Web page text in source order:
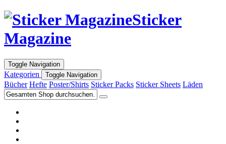
Sticker
Magazine
Toggle Navigation
Kategorien Toggle Navigation
Bücher Hefte Poster/Shirts Sticker Packs Sticker Sheets Läden